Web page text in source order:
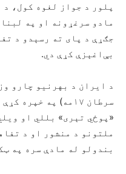
پلور د جواز لغوه کول،
مادو سرغړونه او په
جګړې د پای ته رسېدو د
بې‌اغېزې کړې دي.
د ایران د بهرنیو چارو
سرطان ۱۷مه) په
«پوځي تېری» بللي او
ملتونو د منشور او د
بندولو له مادې سره په